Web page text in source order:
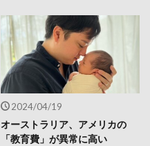
2024/04/19
オーストラリア、アメリカの
「教育費」が異常に高い